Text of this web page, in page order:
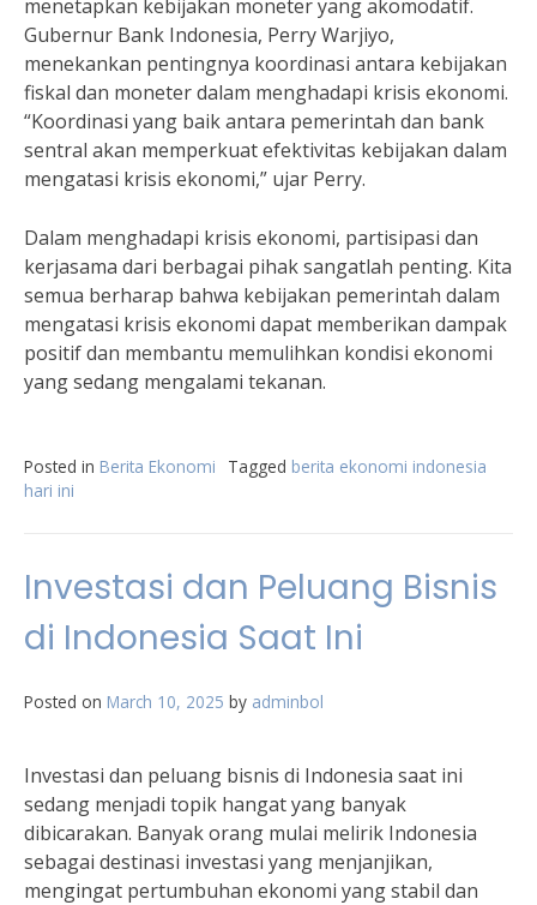
menetapkan kebijakan moneter yang akomodatif.
Gubernur Bank Indonesia, Perry Warjiyo,
menekankan pentingnya koordinasi antara kebijakan
fiskal dan moneter dalam menghadapi krisis ekonomi.
“Koordinasi yang baik antara pemerintah dan bank
sentral akan memperkuat efektivitas kebijakan dalam
mengatasi krisis ekonomi,” ujar Perry.
Dalam menghadapi krisis ekonomi, partisipasi dan
kerjasama dari berbagai pihak sangatlah penting. Kita
semua berharap bahwa kebijakan pemerintah dalam
mengatasi krisis ekonomi dapat memberikan dampak
positif dan membantu memulihkan kondisi ekonomi
yang sedang mengalami tekanan.
Posted in Berita Ekonomi Tagged berita ekonomi indonesia
hari ini
Investasi dan Peluang Bisnis
di Indonesia Saat Ini
Posted on March 10, 2025 by adminbol
Investasi dan peluang bisnis di Indonesia saat ini
sedang menjadi topik hangat yang banyak
dibicarakan. Banyak orang mulai melirik Indonesia
sebagai destinasi investasi yang menjanjikan,
mengingat pertumbuhan ekonomi yang stabil dan